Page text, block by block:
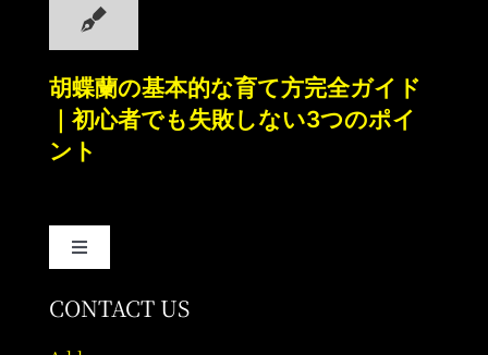
胡蝶蘭の基本的な育て方完全ガイド
｜初心者でも失敗しない3つのポイ
ント
Toggle
About
CONTACT US